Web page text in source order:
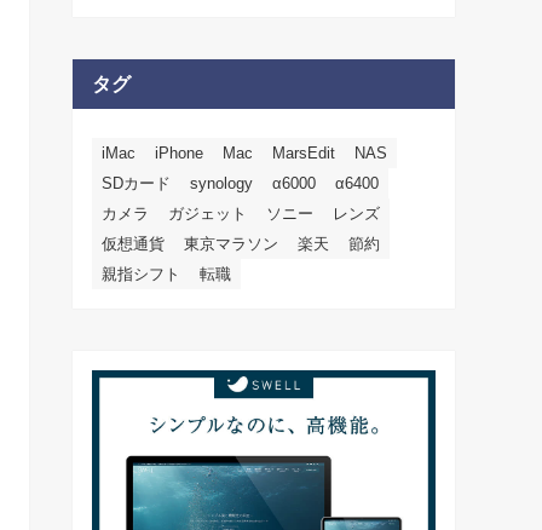
タグ
iMac iPhone Mac MarsEdit
NAS
SDカード
synology α6000
α6400
カメラ
ガジェット ソニー
レンズ
仮想通貨
東京マラソン 楽天
節約
親指シフト
転職